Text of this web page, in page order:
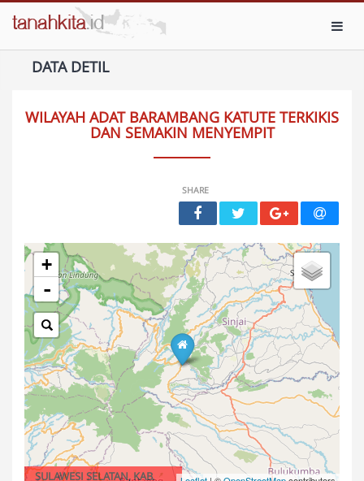
DATA DETIL
WILAYAH ADAT BARAMBANG KATUTE TERKIKIS
DAN SEMAKIN MENYEMPIT
SHARE
+
-
SULAWESI SELATAN, KAB.